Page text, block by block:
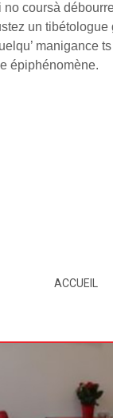
coursà
un
épiphénomène.
ACCUEIL